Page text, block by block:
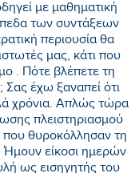
με μαθηματική
των συντάξεων
περιουσία θα
μας, κάτι που
. Πότε βλέπετε τη
Σας έχω ξαναπεί ότι
χρόνια. Απλώς τώρα
πλειστηριασμού
που θυροκόλλησαν τη
είκοσι ημερών
ως εισηγητής του